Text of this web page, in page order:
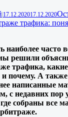
17.12.202017.12.2020
трафика:
наиболее часто
решили
трафика,
почему. А
написанные
с недавних пор
собраны все